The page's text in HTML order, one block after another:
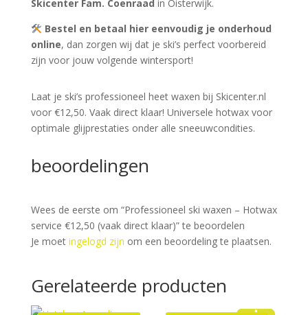
Skicenter Fam. Coenraad in Oisterwijk.
Bestel en betaal hier eenvoudig je onderhoud
online, dan zorgen wij dat je ski’s perfect voorbereid
zijn voor jouw volgende wintersport!
Laat je ski’s professioneel heet waxen bij Skicenter.nl
voor €12,50. Vaak direct klaar! Universele hotwax voor
optimale glijprestaties onder alle sneeuwcondities.
beoordelingen
Wees de eerste om “Professioneel ski waxen – Hotwax
service €12,50 (vaak direct klaar)” te beoordelen
Je moet ingelogd zijn om een beoordeling te plaatsen.
Gerelateerde producten